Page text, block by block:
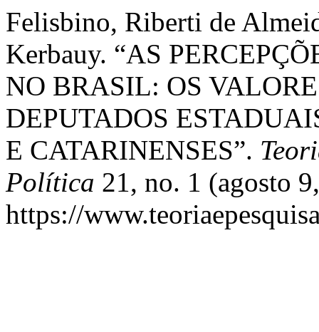
Felisbino, Riberti de
Kerbauy. “AS
NO BRASIL: OS
DEPUTADOS
E CATARINENSES”.
Política 21, no. 1 (agosto
https://